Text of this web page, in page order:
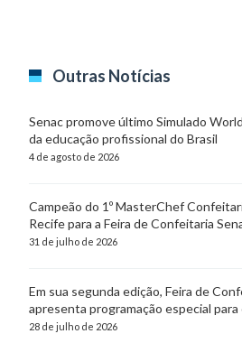
Outras Notícias
Senac promove último Simulado
da educação profissional do Brasil
4 de agosto de 2026
Campeão do 1º MasterChef
Recife para a Feira de Confeitaria
31 de julho de 2026
Em sua segunda edição, Feira de
apresenta programação especial
28 de julho de 2026